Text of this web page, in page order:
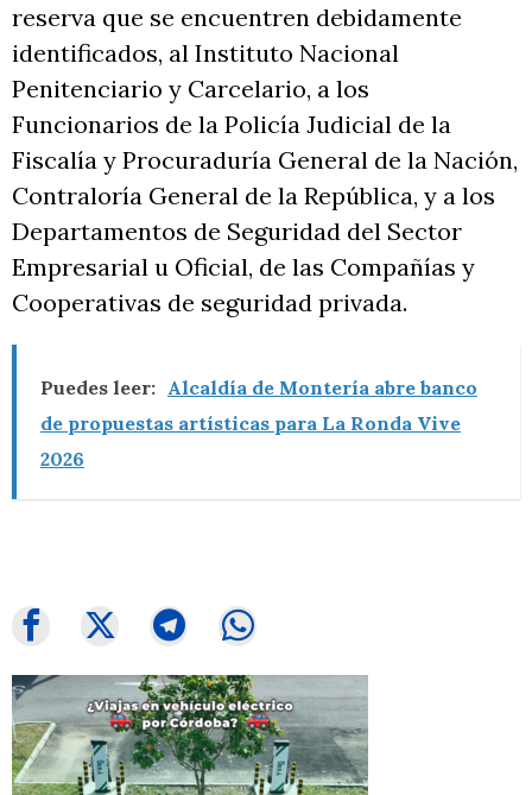
reserva que se encuentren debidamente
identificados, al Instituto Nacional
Penitenciario y Carcelario, a los
Funcionarios de la Policía Judicial de la
Fiscalía y Procuraduría General de la Nación,
Contraloría General de la República, y a los
Departamentos de Seguridad del Sector
Empresarial u Oficial, de las Compañías y
Cooperativas de seguridad privada.
Puedes leer: Alcaldía de Montería abre banco
de propuestas artísticas para La Ronda Vive
2026